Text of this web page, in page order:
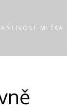
MLÉKA